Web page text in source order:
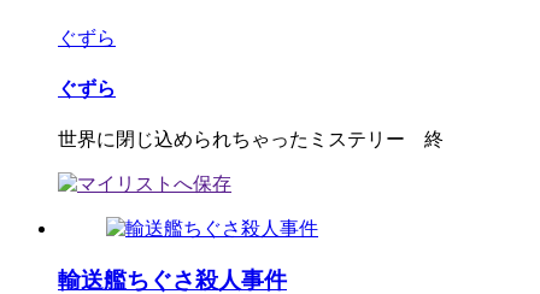
ぐずら
ぐずら
世界に閉じ込められちゃったミステリー 終
輸送艦ちぐさ殺人事件